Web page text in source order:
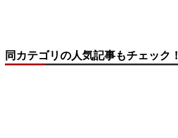
同カテゴリの人気記事もチェック！